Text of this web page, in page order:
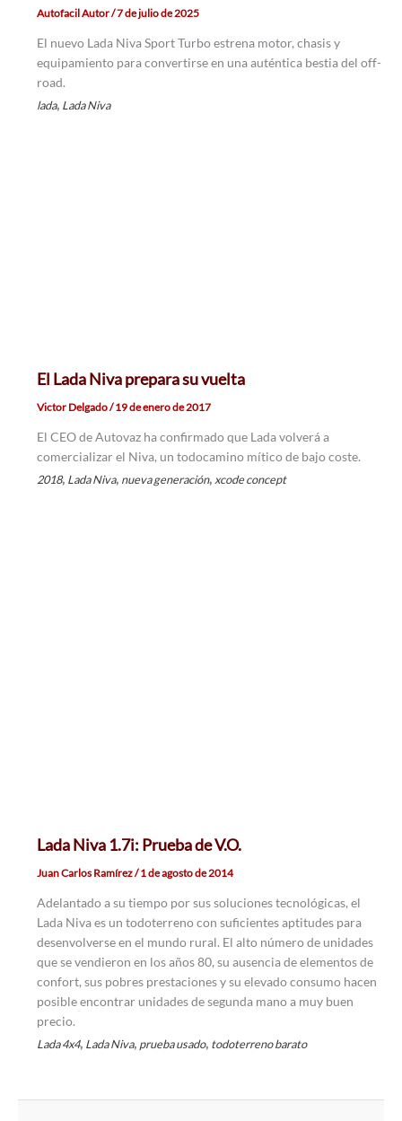
Autofacil Autor/7 de julio de 2025
El nuevo Lada Niva Sport Turbo estrena motor, chasis y
equipamiento para convertirse en una auténtica bestia del off-
road.
lada, Lada Niva
El Lada Niva prepara su vuelta
Victor Delgado/19 de enero de 2017
El CEO de Autovaz ha confirmado que Lada volverá a
comercializar el Niva, un todocamino mítico de bajo coste.
2018, Lada Niva, nueva generación, xcode concept
Lada Niva 1.7i: Prueba de V.O.
Juan Carlos Ramírez/1 de agosto de 2014
Adelantado a su tiempo por sus soluciones tecnológicas, el
Lada Niva es un todoterreno con suficientes aptitudes para
desenvolverse en el mundo rural. El alto número de unidades
que se vendieron en los años 80, su ausencia de elementos de
confort, sus pobres prestaciones y su elevado consumo hacen
posible encontrar unidades de segunda mano a muy buen
precio.
Lada 4x4, Lada Niva, prueba usado, todoterreno barato